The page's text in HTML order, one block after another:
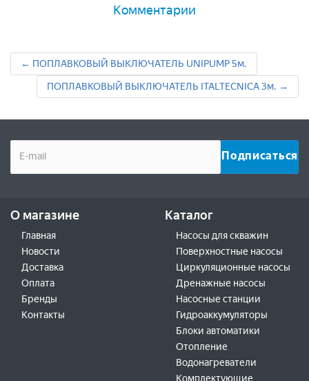
Комментарии
← ПОПЛАВКОВЫЙ ВЫКЛЮЧАТЕЛЬ UNIPUMP 5м.
ПОПЛАВКОВЫЙ ВЫКЛЮЧАТЕЛЬ ITALTECNICA 3м. →
О магазине
Главная
Новости
Доставка
Оплата
Бренды
Контакты
Каталог
Насосы для скважин
Поверхностные насосы
Циркуляционные насосы
Дренажные насосы
Насосные станции
Гидроаккумуляторы
Блоки автоматики
Отопление
Водонагреватели
Комплектующие